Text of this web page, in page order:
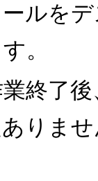
ルを
。
終了
りま